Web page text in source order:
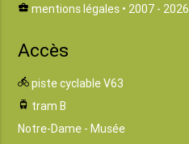
business_center mentions légales • 2007 - 2026
Accès
directions_bike piste cyclable V63
tram tram B
Notre-Dame - Musée